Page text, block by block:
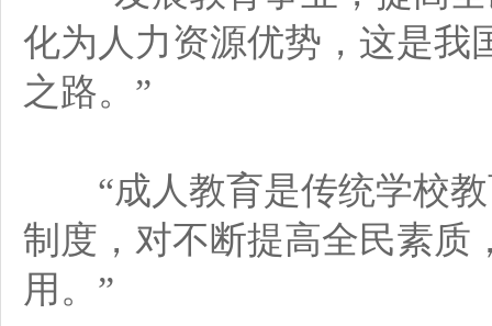
化为人力资源优势，这是我
之路。”
“成人教育是传统学校教
制度，对不断提高全民素质
用。”